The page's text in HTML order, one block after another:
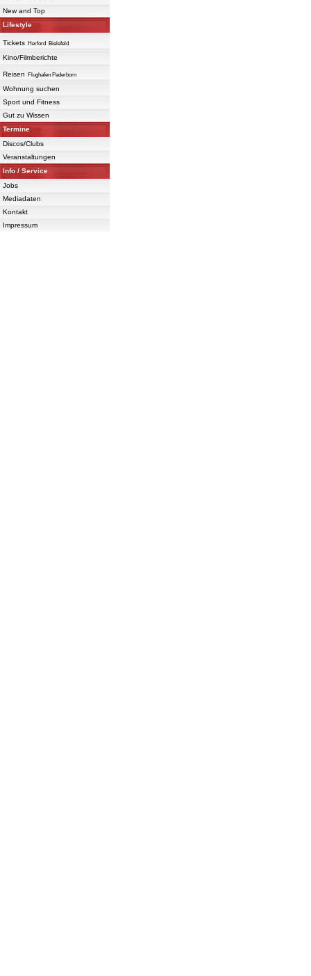
New and Top
Lifestyle
Tickets Herford Bielefeld
Kino/Filmberichte
Reisen Flughafen Paderborn
Wohnung suchen
Sport und Fitness
Gut zu Wissen
Termine
Discos/Clubs
Veranstaltungen
Info / Service
Jobs
Mediadaten
Kontakt
Impressum